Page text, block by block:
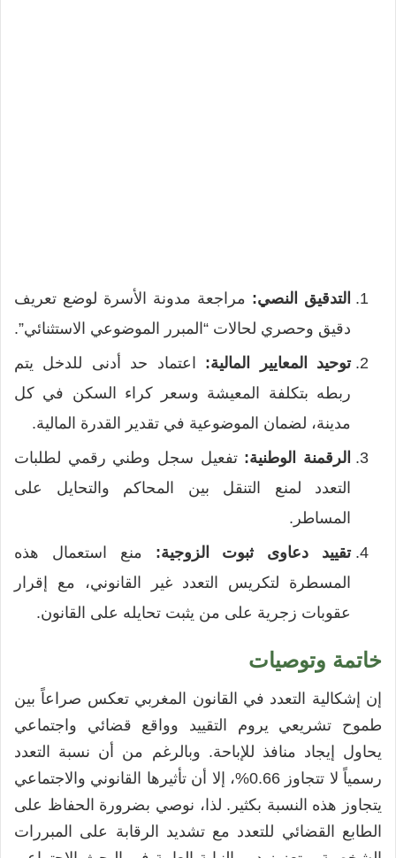
التدقيق النصي: مراجعة مدونة الأسرة لوضع تعريف
دقيق وحصري لحالات “المبرر الموضوعي الاستثنائي”.
توحيد المعايير المالية: اعتماد حد أدنى للدخل يتم
ربطه بتكلفة المعيشة وسعر كراء السكن في كل
مدينة، لضمان الموضوعية في تقدير القدرة المالية.
الرقمنة الوطنية: تفعيل سجل وطني رقمي لطلبات
التعدد لمنع التنقل بين المحاكم والتحايل على
المساطر.
تقييد دعاوى ثبوت الزوجية: منع استعمال هذه
المسطرة لتكريس التعدد غير القانوني، مع إقرار
عقوبات زجرية على من يثبت تحايله على القانون.
خاتمة وتوصيات
إن إشكالية التعدد في القانون المغربي تعكس صراعاً بين
طموح تشريعي يروم التقييد وواقع قضائي واجتماعي
يحاول إيجاد منافذ للإباحة. وبالرغم من أن نسبة التعدد
رسمياً لا تتجاوز 0.66%، إلا أن تأثيرها القانوني والاجتماعي
يتجاوز هذه النسبة بكثير. لذا، نوصي بضرورة الحفاظ على
الطابع القضائي للتعدد مع تشديد الرقابة على المبررات